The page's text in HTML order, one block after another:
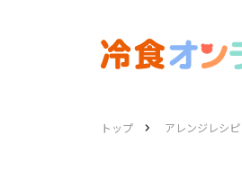
トップ アレンジレシピ